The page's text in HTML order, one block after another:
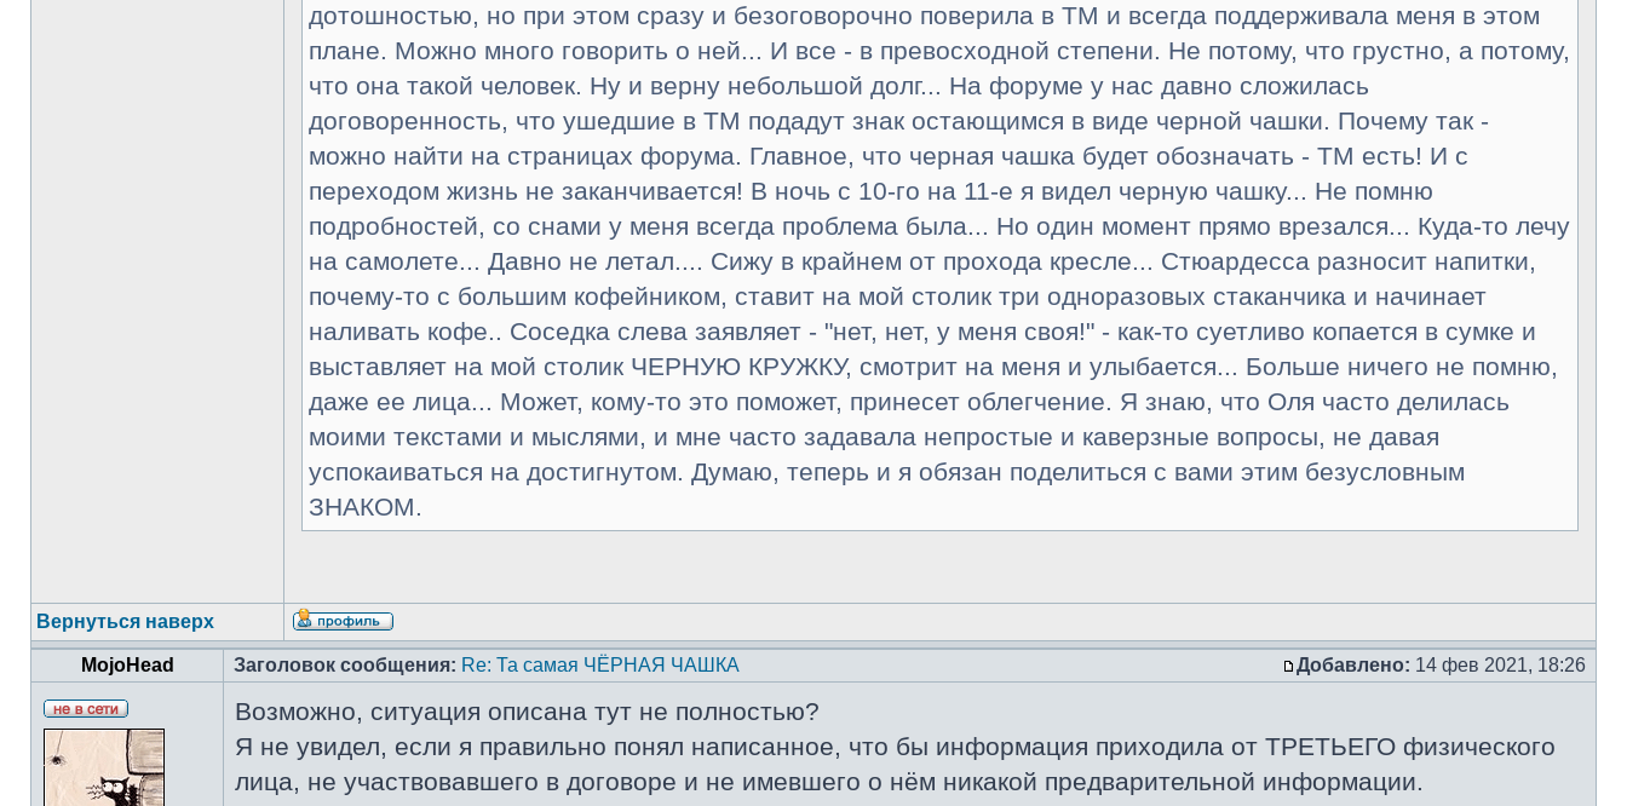
дотошностью, но при этом сразу и безоговорочно поверила в ТМ и всегда поддерживала меня в этом
плане. Можно много говорить о ней... И все - в превосходной степени. Не потому, что грустно, а потому,
что она такой человек. Ну и верну небольшой долг... На форуме у нас давно сложилась
договоренность, что ушедшие в ТМ подадут знак остающимся в виде черной чашки. Почему так -
можно найти на страницах форума. Главное, что черная чашка будет обозначать - ТМ есть! И с
переходом жизнь не заканчивается! В ночь с 10-го на 11-е я видел черную чашку... Не помню
подробностей, со снами у меня всегда проблема была... Но один момент прямо врезался... Куда-то лечу
на самолете... Давно не летал.... Сижу в крайнем от прохода кресле... Стюардесса разносит напитки,
почему-то с большим кофейником, ставит на мой столик три одноразовых стаканчика и начинает
наливать кофе.. Соседка слева заявляет - "нет, нет, у меня своя!" - как-то суетливо копается в сумке и
выставляет на мой столик ЧЕРНУЮ КРУЖКУ, смотрит на меня и улыбается... Больше ничего не помню,
даже ее лица... Может, кому-то это поможет, принесет облегчение. Я знаю, что Оля часто делилась
моими текстами и мыслями, и мне часто задавала непростые и каверзные вопросы, не давая
успокаиваться на достигнутом. Думаю, теперь и я обязан поделиться с вами этим безусловным
ЗНАКОМ.
Вернуться наверх
MojoHead Заголовок сообщения: Re: Та самая ЧЁРНАЯ ЧАШКА Добавлено: 14 фев 2021, 18:26
Возможно, ситуация описана тут не полностью?
Я не увидел, если я правильно понял написанное, что бы информация приходила от ТРЕТЬЕГО физического
лица, не участвовавшего в договоре и не имевшего о нём никакой предварительной информации.